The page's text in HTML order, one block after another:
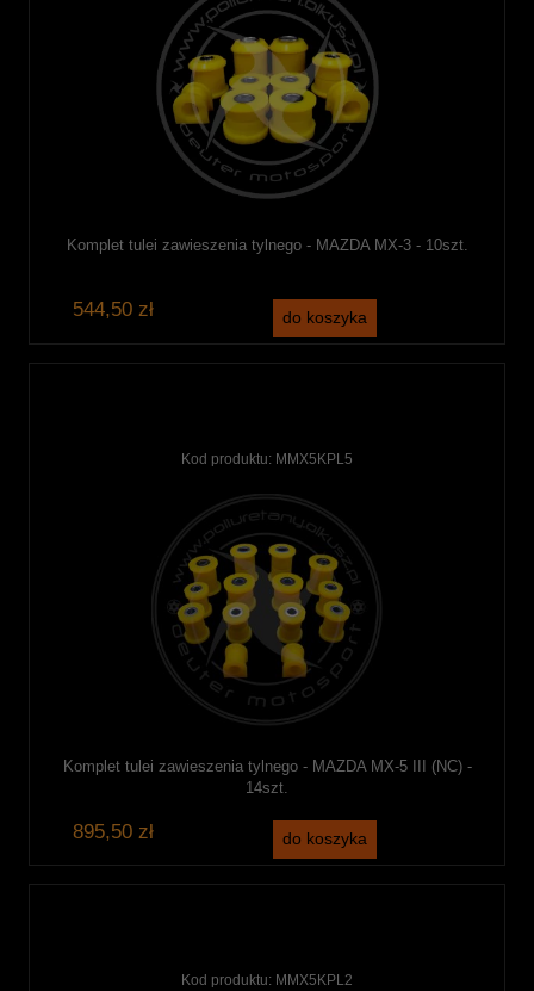
Komplet tulei zawieszenia tylnego - MAZDA MX-3 - 10szt.
544,50 zł do koszyka
Kod produktu: MMX5KPL5
Komplet tulei zawieszenia tylnego - MAZDA MX-5 III (NC) -
14szt.
895,50 zł do koszyka
Kod produktu: MMX5KPL2